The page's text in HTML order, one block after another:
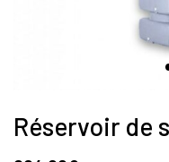
Réservoir de